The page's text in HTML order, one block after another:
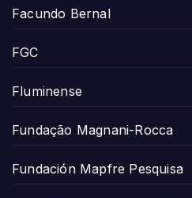
Facundo Bernal
FGC
Fluminense
Fundação Magnani-Rocca
Fundación Mapfre Pesquisa